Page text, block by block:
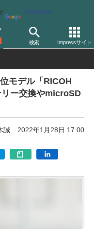
Translate
検索 Impressサイト
型（コンパクト）カメラ リ
モデル「RICOH
ー交換やmicroSD
誠 2022年1月28日 17:00